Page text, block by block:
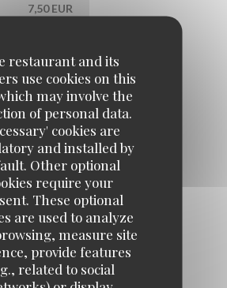
restaurant and its
use cookies on this
may involve the
of personal data.
cookies are
and installed by
Other optional
require your
These optional
are used to analyze
measure site
provide features
related to social
7,50 EUR
NANA OU BOUKHA-NANA
12,00 EUR
LA MENTHE FRAÎCHE
7,50 EUR
COCA ZERO
5,00 EUR